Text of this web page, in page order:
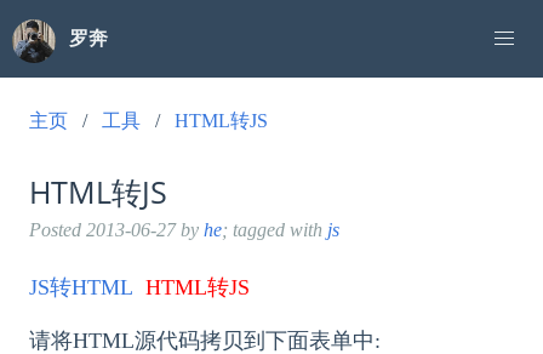
罗奔
主页 工具 HTML转JS
HTML转JS
Posted 2013-06-27by he; tagged with js
JS转HTML HTML转JS
请将HTML源代码拷贝到下面表单中: